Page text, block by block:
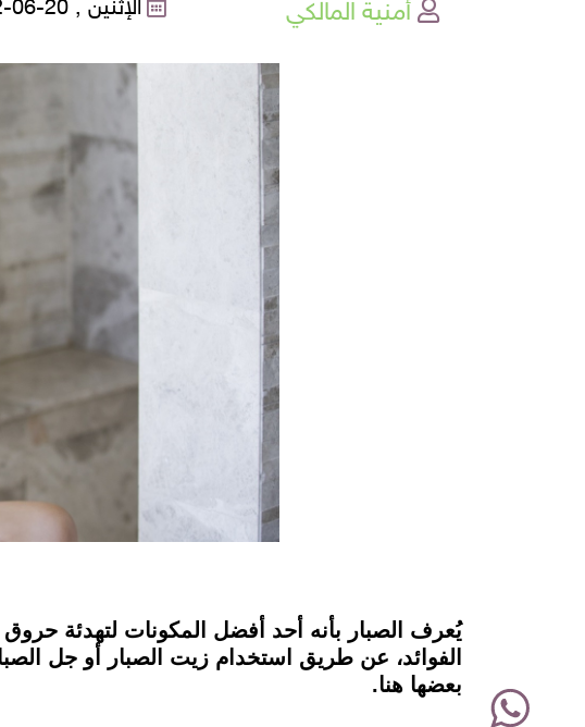
WhatsApp
instagramيُعرف الصبار بأنه أحد أفضل المكونات لتهدئة
الفوائد، عن طريق استخدام زيت الصبار أو جل
بعضها هنا.